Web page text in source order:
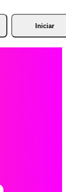
Iniciar